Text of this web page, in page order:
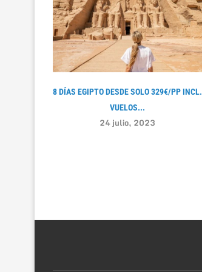
8 DÍAS EGIPTO DESDE SOLO 329€/PP INCL.
VUELOS...
24 julio, 2023